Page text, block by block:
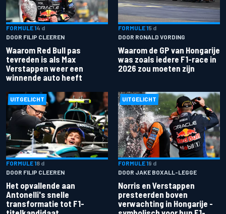
FORMULE 14 d
DOOR FILIP CLEEREN
Waarom Red Bull pas
tevreden is als Max
Verstappen weer een
winnende auto heeft
FORMULE 15 d
DOOR RONALD VORDING
Waarom de GP van Hongarije
was zoals iedere F1-race in
2026 zou moeten zijn
UITGELICHT
FORMULE 18 d
DOOR FILIP CLEEREN
Het opvallende aan
Antonelli's snelle
transformatie tot F1-
UITGELICHT
FORMULE 19 d
DOOR JAKE BOXALL-LEGGE
Norris en Verstappen
presteerden boven
verwachting in Hongarije -